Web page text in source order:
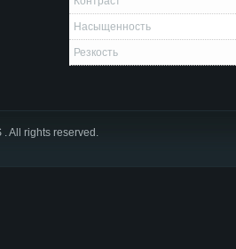
Насыщенность
Резкость
All rights reserved.